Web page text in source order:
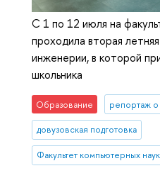
С 1 по 12 июля на
проходила вторая
инженерии, в которой
школьника
Образование репортаж
довузовская подготовка
Факультет компьютерных наук